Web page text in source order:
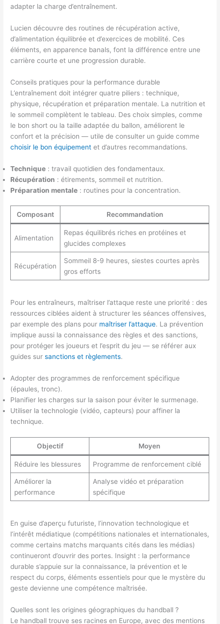
adapter la charge d’entraînement.
Lucien découvre des routines de récupération active,
d’alimentation équilibrée et d’exercices de mobilité. Ces
éléments, en apparence banals, font la différence entre une
carrière courte et une progression durable.
Conseils pratiques pour la performance durable
L’entraînement doit intégrer quatre piliers : technique,
physique, récupération et préparation mentale. La nutrition et
le sommeil complètent le tableau. Des choix simples, comme
le bon short ou la taille adaptée du ballon, améliorent le
confort et la précision — utile de consulter un guide comme
choisir le bon équipement et d’autres recommandations.
Technique : travail quotidien des fondamentaux.
Récupération : étirements, sommeil et nutrition.
Préparation mentale : routines pour la concentration.
Composant Recommandation
Alimentation
Repas équilibrés riches en protéines et
glucides complexes
Récupération
Sommeil 8-9 heures, siestes courtes après
gros efforts
Pour les entraîneurs, maîtriser l’attaque reste une priorité : des
ressources ciblées aident à structurer les séances offensives,
par exemple des plans pour maîtriser l’attaque. La prévention
implique aussi la connaissance des règles et des sanctions,
pour protéger les joueurs et l’esprit du jeu — se référer aux
guides sursanctions et règlements.
Adopter des programmes de renforcement spécifique
(épaules, tronc).
Planifier les charges sur la saison pour éviter le surmenage.
Utiliser la technologie (vidéo, capteurs) pour affiner la
technique.
Objectif Moyen
Réduire les blessures Programme de renforcement ciblé
Améliorer la
performance
Analyse vidéo et préparation
spécifique
En guise d’aperçu futuriste, l’innovation technologique et
l’intérêt médiatique (compétitions nationales et internationales,
comme certains matchs marquants cités dans les médias)
continueront d’ouvrir des portes. Insight : la performance
durable s’appuie sur la connaissance, la prévention et le
respect du corps, éléments essentiels pour que le mystère du
geste devienne une compétence maîtrisée.
Quelles sont les origines géographiques du handball ?
Le handball trouve ses racines en Europe, avec des mentions